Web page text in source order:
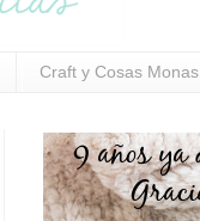
Craft y Cosas Monas